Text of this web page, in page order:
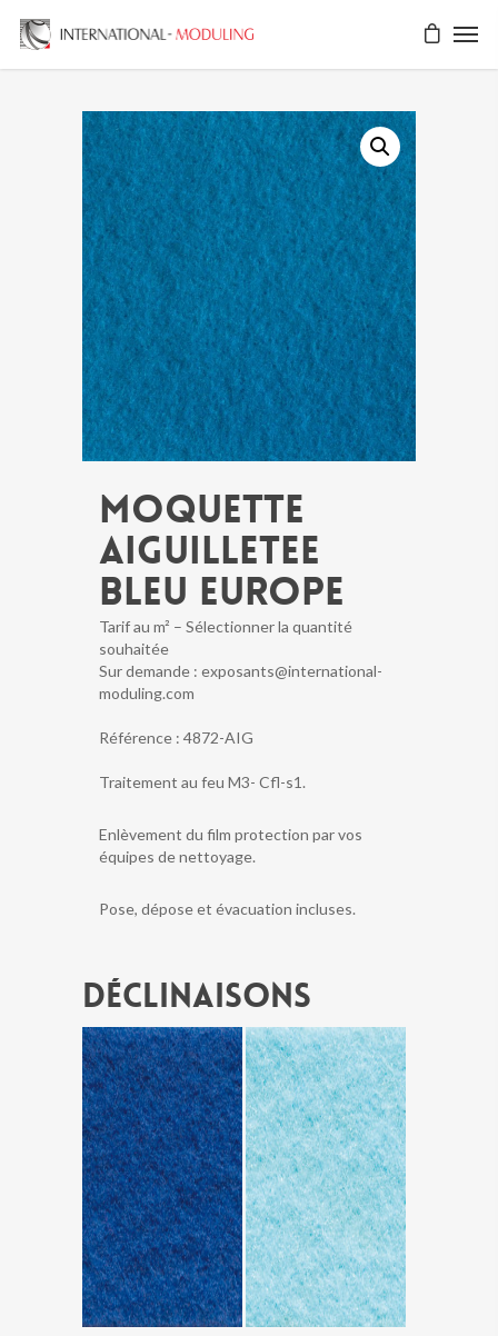
MOQUETTE
AIGUILLETEE
BLEU EUROPE
Tarif au m² – Sélectionner la quantité
souhaitée
Sur demande : exposants@international-
moduling.com
Référence : 4872-AIG
Traitement au feu M3- Cfl-s1.
Enlèvement du film protection par vos
équipes de nettoyage.
Pose, dépose et évacuation incluses.
Déclinaisons